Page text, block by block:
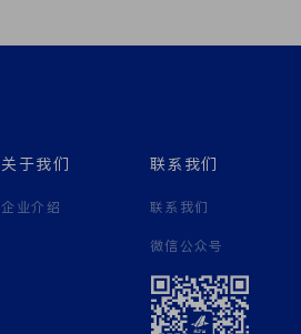
关于我们
企业介绍
联系我们
联系我们
微信公众号